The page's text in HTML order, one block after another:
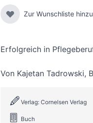
Zur Wunschliste
Erfolgreich in
Von Kajetan Tadrowski,
Verlag: Cornelsen Verlag
Buch